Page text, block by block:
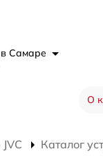
в Самаре
О
Каталог